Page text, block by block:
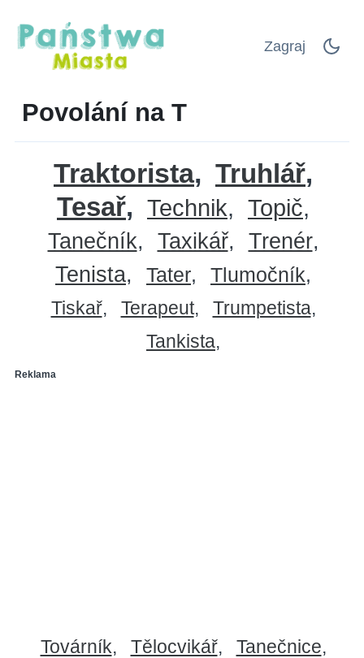
Zagraj
Povolání na T
Traktorista
Truhlář
Tesař
Technik Topič
Tanečník Taxikář
Trenér
Tenista
Tater Tlumočník
Tiskař Terapeut
Trumpetista
Tankista
Reklama
Továrník Tělocvikář
Tanečnice